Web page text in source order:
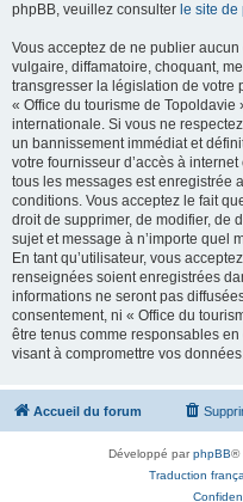
phpBB, veuillez consulter le site
Vous acceptez de ne publier
vulgaire, diffamatoire, choquant,
transgresser la législation de votre
« Office du tourisme de
internationale. Si vous ne
un bannissement immédiat et
votre fournisseur d’accès à
tous les messages est enregistrée
conditions. Vous acceptez le fait
droit de supprimer, de modifier, de
sujet et message à n’importe quel
En tant qu’utilisateur, vous
renseignées soient enregistrées
informations ne seront pas
consentement, ni « Office du
être tenus comme responsables
visant à compromettre vos
Accueil du forum
Développé parphpBB®
Traduction